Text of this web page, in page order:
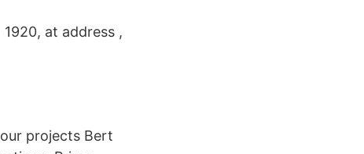
at address ,
projects Bert